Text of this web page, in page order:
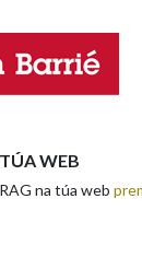
LIMPAR
WEB
na túa web